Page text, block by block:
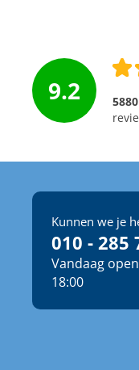
9.2
Kunnen we je
010 - 285
Vandaag
18:00